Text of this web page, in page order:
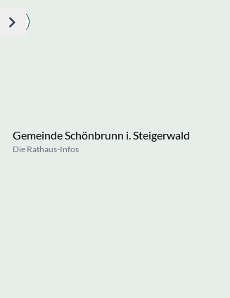
Gemeinde Schönbrunn i. Steigerwald
Die Rathaus-Infos